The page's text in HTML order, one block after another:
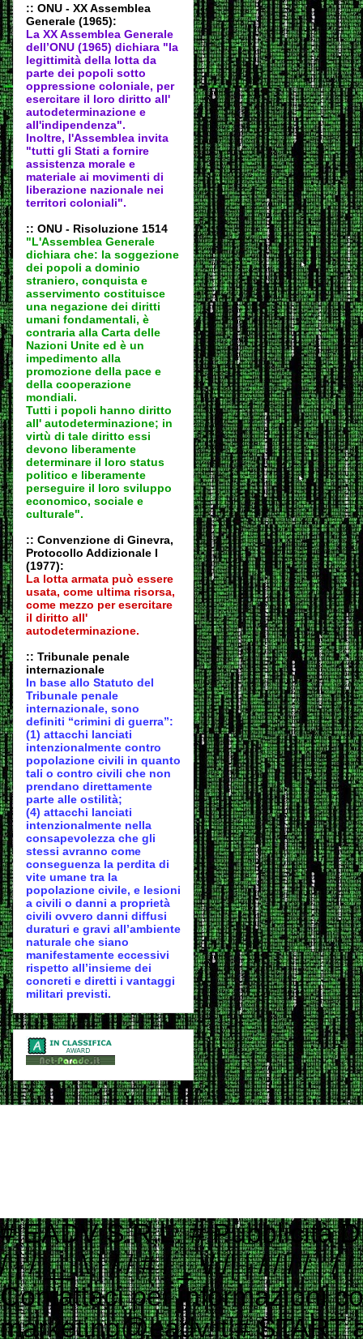
:: ONU - XX Assemblea
Generale (1965):
La XX Assemblea Generale
dell’ONU (1965) dichiara "la
legittimità della lotta da
parte dei popoli sotto
oppressione coloniale, per
esercitare il loro diritto all'
autodeterminazione e
all'indipendenza".
Inoltre, l'Assemblea invita
"tutti gli Stati a fornire
assistenza morale e
materiale ai movimenti di
liberazione nazionale nei
territori coloniali".
:: ONU - Risoluzione 1514
"L'Assemblea Generale
dichiara che: la soggezione
dei popoli a dominio
straniero, conquista e
asservimento costituisce
una negazione dei diritti
umani fondamentali, è
contraria alla Carta delle
Nazioni Unite ed è un
impedimento alla
promozione della pace e
della cooperazione
mondiali.
Tutti i popoli hanno diritto
all' autodeterminazione; in
virtù di tale diritto essi
devono liberamente
determinare il loro status
politico e liberamente
perseguire il loro sviluppo
economico, sociale e
culturale".
:: Convenzione di Ginevra,
Protocollo Addizionale I
(1977):
La lotta armata può essere
usata, come ultima risorsa,
come mezzo per esercitare
il diritto all'
autodeterminazione.
:: Tribunale penale
internazionale
In base allo Statuto del
Tribunale penale
internazionale, sono
definiti “crimini di guerra”:
(1) attacchi lanciati
intenzionalmente contro
popolazione civili in quanto
tali o contro civili che non
prendano direttamente
parte alle ostilità;
(4) attacchi lanciati
intenzionalmente nella
consapevolezza che gli
stessi avranno come
conseguenza la perdita di
vite umane tra la
popolazione civile, e lesioni
a civili o danni a proprietà
civili ovvero danni diffusi
duraturi e gravi all’ambiente
naturale che siano
manifestamente eccessivi
rispetto all’insieme dei
concreti e diretti i vantaggi
militari previsti.
# EADV S.R.L. # Pubblicità Digitale e Programmatic Advertising # ___ ____ _ __ # ___ / | / __ \ | / / # / _ \/ /| | / / / / | / / # / __/ ___ |/ /_/ /| |/ / # \___/_/ |_/_____/ |___/ # # Contattaci per informazioni commerciali # Website: www.eadv.it # Email: marketing@eadv.it # START ads.txt - vocidallastrada.org - 2023-10-18 14:39:45 eadv.it, 13135, DIRECT 152media.info, 152M10, RESELLER 33across.com, 0010b00002MptHCAAZ, RESELLER, bbea06d9c4d2853c 33across.com, 0010b00002T3JniAAF, RESELLER, bbea06d9c4d2853c 33across.com, 0010b00002cGp2AAAS, RESELLER, bbea06d9c4d2853c 33across.com, 0013300001kQj2HAAS, RESELLER, bbea06d9c4d2853c 33across.com, 0015a00002oUk4aAAC, RESELLER, bbea06d9c4d2853c 33across.com, 0015a00003DKg9ZAAT, RESELLER, bbea06d9c4d2853c ad.plus, 352349, RESELLER adagio.io, 1294, RESELLER adcolony.com, 496220845654deec, RESELLER, 1ad675c9de6b5176 adform.com, 1226, RESELLER adform.com, 1819, RESELLER, 9f5210a2f0999e32 adform.com, 1889, RESELLER adform.com, 1943, RESELLER adform.com, 2110, RESELLER adform.com, 2112, RESELLER adform.com, 2437, RESELLER, 9f5210a2f0999e32 adform.com, 2464, RESELLER, 9f5210a2f0999e32 adform.com, 3027, RESELLER adform.com, 622, RESELLER adipolo.com, 617128b0fe110c0ddd7603b4, RESELLER admanmedia.com, 43, RESELLER admixer.net, b6d49994-83c5-4ff9-aa8a-c9eb99d1bc8c, RESELLER adsinteractive.hu, 258, RESELLER adswizz.com, consumable, RESELLER adswizz.com, entravision, RESELLER adswizz.com, targetspot, RESELLER adtech.com, 4687, RESELLER adtelligent.com, 537714, RESELLER advertising.com, 14832, RESELLER advertising.com, 21483, RESELLER advertising.com, 23089, RESELLER advertising.com, 28246, RESELLER advertising.com, 28305, RESELLER advertising.com, 28335, RESELLER, e1a5b5b6e3255540 advertising.com, 6814, RESELLER advertising.com, 7574, RESELLER adyoulike.com, 83d15ef72d387a1e60e5a1399a2b0c03, RESELLER adyoulike.com, b3e21aeb2e950aa59e5e8cc1b6dd6f8e, RESELLER, 4ad745ead2958bf7 adyoulike.com, b4bf4fdd9b0b915f746f6747ff432bde, RESELLER, 4ad745ead2958bf7 ampliffy.com, 5037, RESELLER amxrtb.com, 105199548, RESELLER aniview.com, 5e82edf1634339243920a8e5, RESELLER, 78b21b97965ec3f8 aniview.com, 5ef4bc022e79664d2b473869, RESELLER, 78b21b97965ec3f8 aol.com, 27093, RESELLER aol.com, 46658, RESELLER aol.com, 58905, RESELLER, e1a5b5b6e3255540 aolcloud.net, 4687, RESELLER appads.in, 107606, RESELLER appnexus.com, 10040, RESELLER, f5ab79cb980f11d1 appnexus.com, 10200, RESELLER, f5ab79cb980f11d1 appnexus.com, 10239, RESELLER, f5ab79cb980f11d1 appnexus.com, 10371, RESELLER, f5ab79cb980f11d1 appnexus.com, 11470, RESELLER appnexus.com, 11487, RESELLER, f5ab79cb980f11d1 appnexus.com, 11664, RESELLER, f5ab79cb980f11d1 appnexus.com, 11786, RESELLER, f5ab79cb980f11d1 appnexus.com, 11924, RESELLER, f5ab79cb980f11d1 appnexus.com, 12223, RESELLER, f5ab79cb980f11d1 appnexus.com, 12290, RESELLER, f5ab79cb980f11d1 appnexus.com, 12637, RESELLER, f5ab79cb980f11d1 appnexus.com, 13044, RESELLER, f5ab79cb980f11d1 appnexus.com, 13099, RESELLER, f5ab79cb980f11d1 appnexus.com, 13381, RESELLER, f5ab79cb980f11d1 appnexus.com, 1356, RESELLER, f5ab79cb980f11d1 appnexus.com, 1360, RESELLER, f5ab79cb980f11d1 appnexus.com, 13701, RESELLER, f5ab79cb980f11d1 appnexus.com, 14077, RESELLER appnexus.com, 14416, RESELLER,